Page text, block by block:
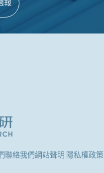
報
聯絡我們網站聲明 隱私權政策